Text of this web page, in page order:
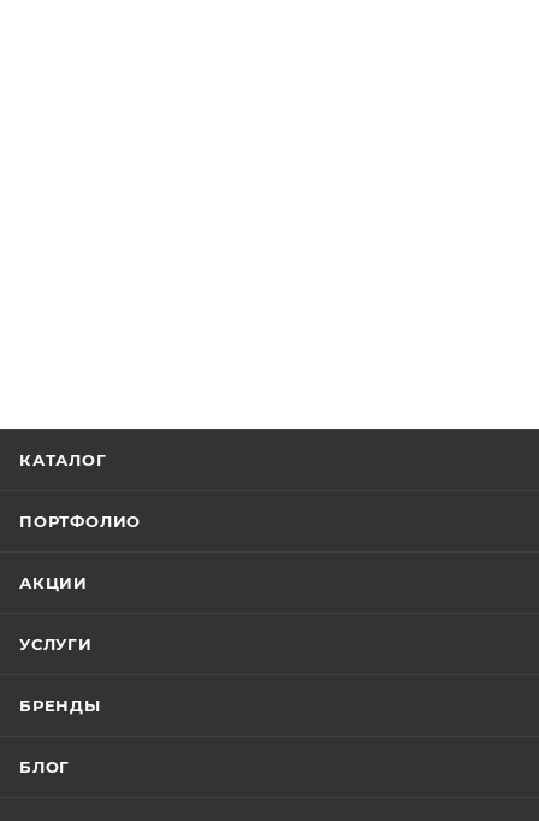
КАТАЛОГ
ПОРТФОЛИО
АКЦИИ
УСЛУГИ
БРЕНДЫ
БЛОГ